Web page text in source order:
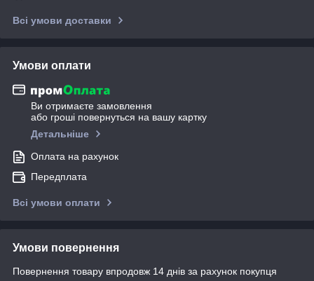
Всі умови доставки
Умови оплати
Ви отримаєте замовлення
або гроші повернуться на вашу картку
Детальніше
Оплата на рахунок
Передплата
Всі умови оплати
Умови повернення
Повернення товару впродовж 14 днів за рахунок покупця